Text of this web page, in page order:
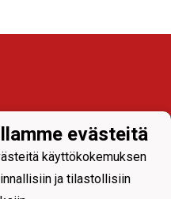
joukkueiden sivuille
evästeitä
käyttökokemuksen
ja tilastollisiin